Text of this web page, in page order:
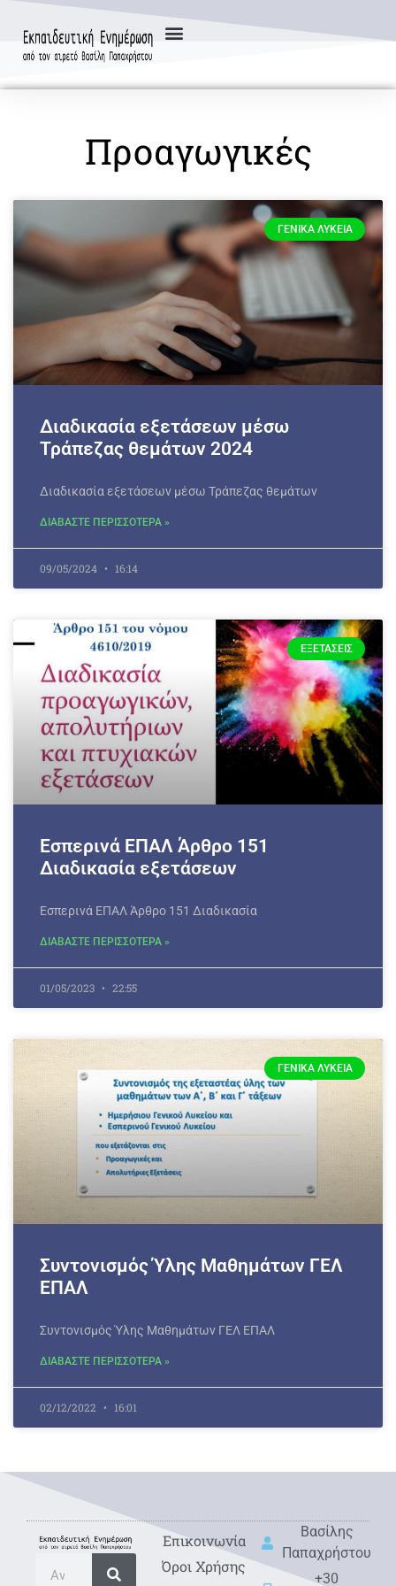
Προαγωγικές
ΓΕΝΙΚΆ ΛΎΚΕΙΑ
Διαδικασία εξετάσεων μέσω
Τράπεζας θεμάτων 2024
Διαδικασία εξετάσεων μέσω Τράπεζας θεμάτων
ΔΙΑΒΑΣΤΕ ΠΕΡΙΣΣΟΤΕΡΑ »
09/05/2024 16:14
ΕΞΕΤΆΣΕΙΣ
Εσπερινά ΕΠΑΛ Άρθρο 151
Διαδικασία εξετάσεων
Εσπερινά ΕΠΑΛ Άρθρο 151 Διαδικασία
ΔΙΑΒΑΣΤΕ ΠΕΡΙΣΣΟΤΕΡΑ »
01/05/2023 22:55
ΓΕΝΙΚΆ ΛΎΚΕΙΑ
Συντονισμός Ύλης Μαθημάτων ΓΕΛ
ΕΠΑΛ
Συντονισμός Ύλης Μαθημάτων ΓΕΛ ΕΠΑΛ
ΔΙΑΒΑΣΤΕ ΠΕΡΙΣΣΟΤΕΡΑ »
02/12/2022 16:01
Eπικοινωνία
Όροι Χρήσης
Βασίλης
Παπαχρήστου
+30